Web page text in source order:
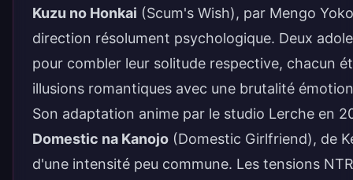
Kuzu no Honkai (Scum's Wish), par Mengo
direction résolument psychologique. Deux
pour combler leur solitude respective, chacun
illusions romantiques avec une brutalité
Son adaptation anime par le studio Lerche en
Domestic na Kanojo (Domestic Girlfriend), de
d'une intensité peu commune. Les tensions